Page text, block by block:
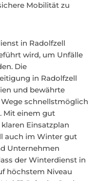
Mobilität zu
in Radolfzell
wird, um Unfälle
Die
in Radolfzell
und bewährte
schnellstmöglich
Mit einem gut
Einsatzplan
auch im Winter gut
Unternehmen
der Winterdienst in
höchstem Niveau